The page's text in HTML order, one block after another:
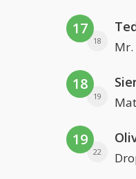
17
18 Mr.
18
19
19
22